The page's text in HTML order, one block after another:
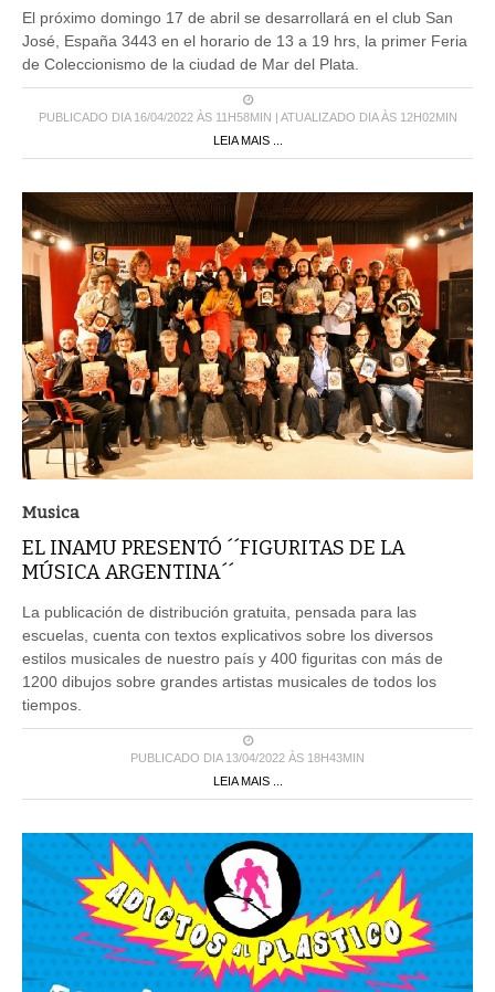
El próximo domingo 17 de abril se desarrollará en el club San
José, España 3443 en el horario de 13 a 19 hrs, la primer Feria
de Coleccionismo de la ciudad de Mar del Plata.
PUBLICADO DIA 16/04/2022 ÀS 11H58MIN | ATUALIZADO DIA ÀS 12H02MIN
LEIA MAIS ...
Musica
EL INAMU PRESENTÓ ´´FIGURITAS DE LA
MÚSICA ARGENTINA´´
La publicación de distribución gratuita, pensada para las
escuelas, cuenta con textos explicativos sobre los diversos
estilos musicales de nuestro país y 400 figuritas con más de
1200 dibujos sobre grandes artistas musicales de todos los
tiempos.
PUBLICADO DIA 13/04/2022 ÀS 18H43MIN
LEIA MAIS ...